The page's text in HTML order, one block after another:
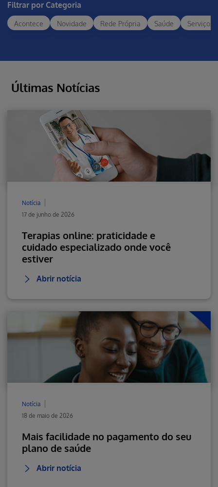
Filtrar por Categoria
Acontece Novidade Rede Própria Saúde Serviços
Últimas Notícias
Notícia
17 de junho de 2026
Terapias online: praticidade e
cuidado especializado onde você
estiver
Abrir notícia
Notícia
18 de maio de 2026
Mais facilidade no pagamento do seu
plano de saúde
Abrir notícia